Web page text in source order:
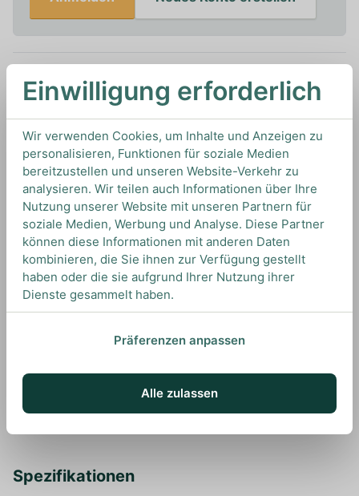
Melden Sie sich an, um benachrichtigt zu werden,
wenn dieses Produkt auf Lager ist
0,7L 40%
Artikelnummer: 16037
Vodka vonGrey Goose ausFrankreich
TIPS & TRICKS
HOW TO DRINK
servieren oder für Drinks wie den Pornstar
Spezifikationen
Einwilligung erforderlich
Wir verwenden Cookies, um Inhalte und Anzeigen zu
personalisieren, Funktionen für soziale Medien
bereitzustellen und unseren Website-Verkehr zu
analysieren. Wir teilen auch Informationen über Ihre
Nutzung unserer Website mit unseren Partnern für
soziale Medien, Werbung und Analyse. Diese Partner
können diese Informationen mit anderen Daten
kombinieren, die Sie ihnen zur Verfügung gestellt
haben oder die sie aufgrund Ihrer Nutzung ihrer
Dienste gesammelt haben.
Präferenzen anpassen
Alle zulassen